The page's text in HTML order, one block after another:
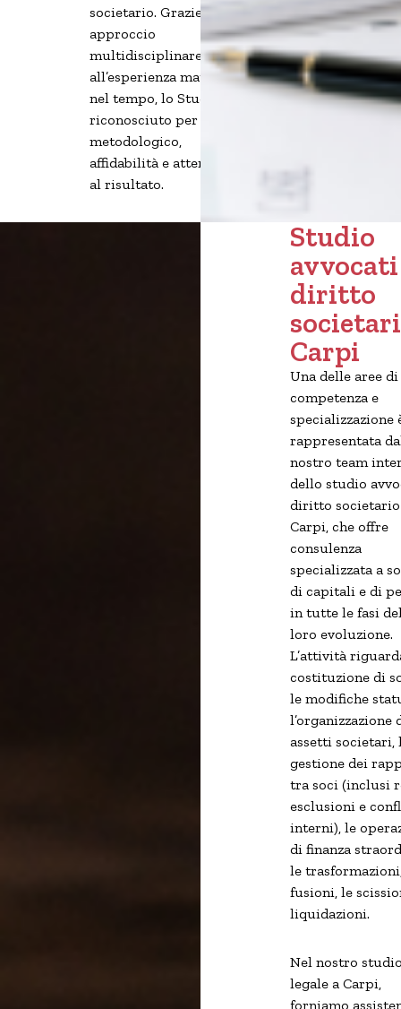
societario. Grazie a un
approccio
multidisciplinare e
all’esperienza maturata
nel tempo, lo Studio è
riconosciuto per rigore
metodologico,
affidabilità e attenzione
al risultato.
Studio
avvocati
diritto
Carpi
Una delle aree
competenza e
specializzazione
rappresentata
nostro team
dello studio
diritto societario
Carpi, che offre
consulenza
specializzata a
di capitali e di
in tutte le fasi
loro evoluzione.
L’attività
costituzione di
le modifiche
l’organizzazione
assetti societari,
gestione dei
tra soci (inclusi
esclusioni e
interni), le
di finanza
le
fusioni, le
liquidazioni.
Nel nostro
legale a Carpi,
forniamo